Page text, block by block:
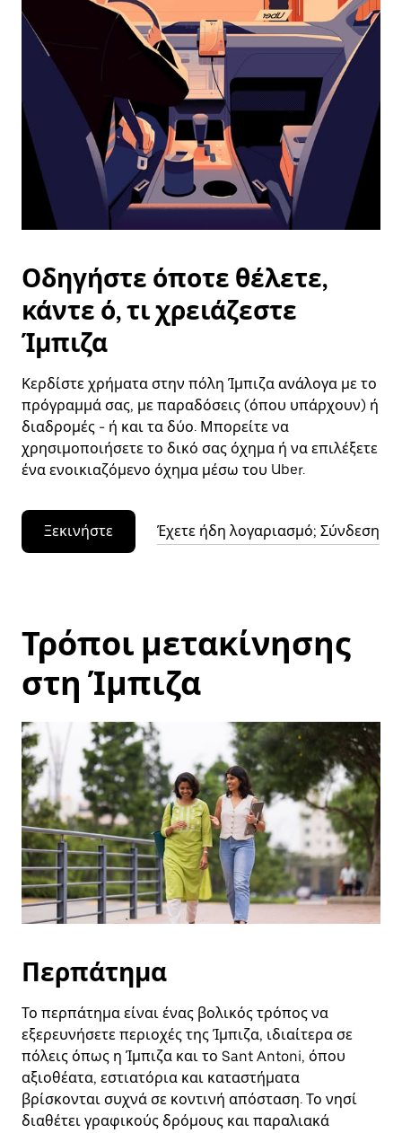
επιλέξετε
μια
ημερομηνία.
Πατήστε
πλήκτρο
escape
για
να
κλείσετε
ημερολόγιο.
Οδηγήστε όποτε θέλετε,
κάντε ό, τι χρειάζεστε
Ίμπιζα
Κερδίστε χρήματα στην πόλη Ίμπιζα ανάλογα με το
πρόγραμμά σας, με παραδόσεις (όπου υπάρχουν) ή
διαδρομές - ή και τα δύο. Μπορείτε να
χρησιμοποιήσετε το δικό σας όχημα ή να επιλέξετε
ένα ενοικιαζόμενο όχημα μέσω του Uber.
Ξεκινήστε Έχετε ήδη λογαριασμό; Σύνδεση
Τρόποι μετακίνησης
στη Ίμπιζα
Περπάτημα
Το περπάτημα είναι ένας βολικός τρόπος να
εξερευνήσετε περιοχές της Ίμπιζα, ιδιαίτερα σε
πόλεις όπως η Ίμπιζα και το Sant Antoni, όπου
αξιοθέατα, εστιατόρια και καταστήματα
βρίσκονται συχνά σε κοντινή απόσταση. Το νησί
διαθέτει γραφικούς δρόμους και παραλιακά